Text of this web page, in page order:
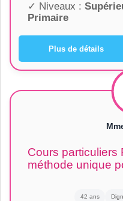
✓ Niveaux :
Primaire
Plus de détails
Cours particuliers
méthode unique
42 ans